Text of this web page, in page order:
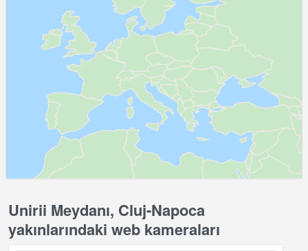
Unirii Meydanı, Cluj-Napoca
yakınlarındaki web kameraları